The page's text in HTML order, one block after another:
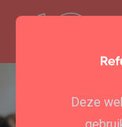
Deze